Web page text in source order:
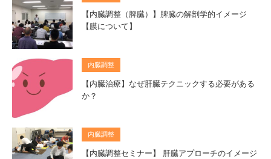
【内臓調整（脾臓）】脾臓の解剖学的イメージ
【膜について】
内臓調整
【内臓治療】なぜ肝臓テクニックする必要がある
か？
内臓調整
【内臓調整セミナー】 肝臓アプローチのイメージ